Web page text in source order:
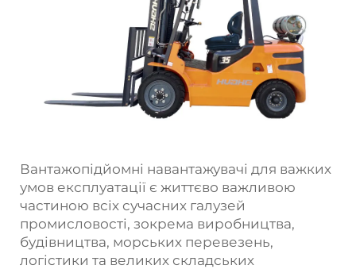
Вантажопідйомні навантажувачі для важких
умов експлуатації є життєво важливою
частиною всіх сучасних галузей
промисловості, зокрема виробництва,
будівництва, морських перевезень,
логістики та великих складських